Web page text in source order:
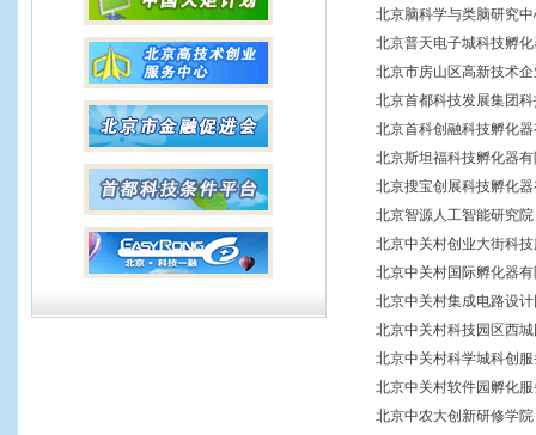
北京脑科学与类脑研究
北京普天电子城科技孵
北京市房山区高新技术
北京首都科技发展集团
北京首科创融科技孵化
北京斯坦福科技孵化器
北京搜宝创展科技孵化
北京智源人工智能研究
北京中关村创业大街科
北京中关村国际孵化器
北京中关村集成电路设
北京中关村科技园区西
北京中关村科学城科创
北京中关村软件园孵化
北京中农大创新研修学